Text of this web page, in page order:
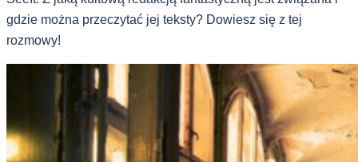
gdzie można przeczytać jej teksty? Dowiesz się z tej
rozmowy!